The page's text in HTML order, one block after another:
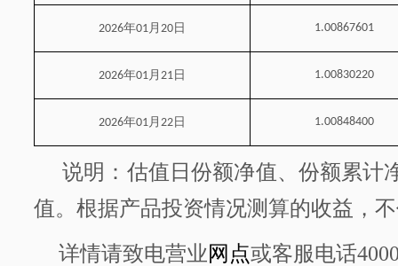
2026年01月 20 日 1.00867601
2026年01月 21 日 1.00830220
2026年01月 22 日 1.00848400
说明：估值日份额净值、份额累计
值。根据产品投资情况测算的收益，
详情请致电营业网点或客服电话